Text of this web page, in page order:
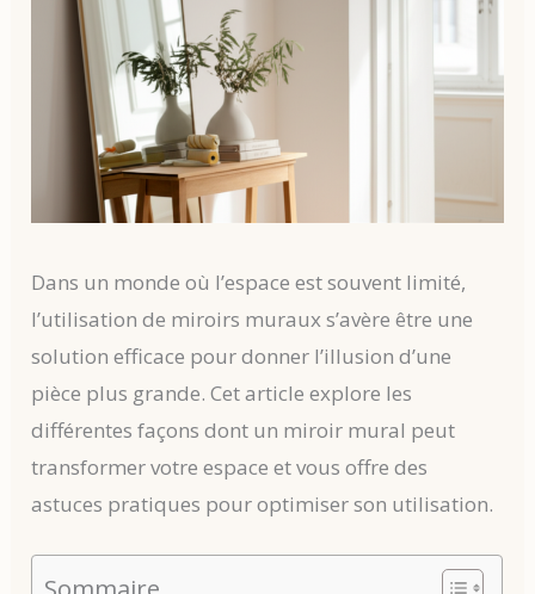
Dans un monde où l’espace est souvent limité,
l’utilisation de miroirs muraux s’avère être une
solution efficace pour donner l’illusion d’une
pièce plus grande. Cet article explore les
différentes façons dont un miroir mural peut
transformer votre espace et vous offre des
astuces pratiques pour optimiser son utilisation.